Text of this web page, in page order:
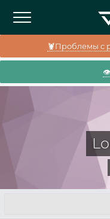
🦞Проблемы с